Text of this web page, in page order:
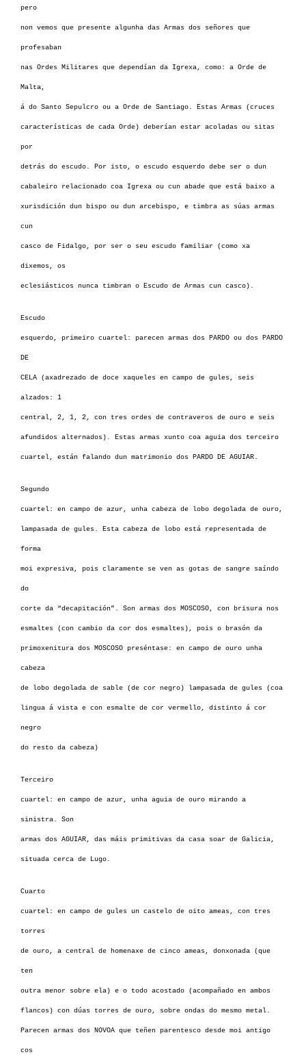
pero
non vemos que presente algunha das Armas dos señores que
profesaban
nas Ordes Militares que dependían da Igrexa, como: a Orde de
Malta,
á do Santo Sepulcro ou a Orde de Santiago. Estas Armas (cruces
características de cada Orde) deberían estar acoladas ou sitas
por
detrás do escudo. Por isto, o escudo esquerdo debe ser o dun
cabaleiro relacionado coa Igrexa ou cun abade que está baixo a
xurisdición dun bispo ou dun arcebispo, e timbra as súas armas
cun
casco de Fidalgo, por ser o seu escudo familiar (como xa
dixemos, os
eclesiásticos nunca timbran o Escudo de Armas cun casco).
Escudo
esquerdo, primeiro cuartel: parecen armas dos PARDO ou dos PARDO
DE
CELA (axadrezado de doce xaqueles en campo de gules, seis
alzados: 1
central, 2, 1, 2, con tres ordes de contraveros de ouro e seis
afundidos alternados). Estas armas xunto coa aguia dos terceiro
cuartel, están falando dun matrimonio dos PARDO DE AGUIAR.
Segundo
cuartel: en campo de azur, unha cabeza de lobo degolada de ouro,
lampasada de gules. Esta cabeza de lobo está representada de
forma
moi expresiva, pois claramente se ven as gotas de sangre saíndo
do
corte da “decapitación”. Son armas dos MOSCOSO, con brisura nos
esmaltes (con cambio da cor dos esmaltes), pois o brasón da
primoxenitura dos MOSCOSO preséntase: en campo de ouro unha
cabeza
de lobo degolada de sable (de cor negro) lampasada de gules (coa
lingua á vista e con esmalte de cor vermello, distinto á cor
negro
do resto da cabeza)
Terceiro
cuartel: en campo de azur, unha aguia de ouro mirando a
sinistra. Son
armas dos AGUIAR, das máis primitivas da casa soar de Galicia,
situada cerca de Lugo.
Cuarto
cuartel: en campo de gules un castelo de oito ameas, con tres
torres
de ouro, a central de homenaxe de cinco ameas, donxonada (que
ten
outra menor sobre ela) e o todo acostado (acompañado en ambos
flancos) con dúas torres de ouro, sobre ondas do mesmo metal.
Parecen armas dos NOVOA que teñen parentesco desde moi antigo
cos